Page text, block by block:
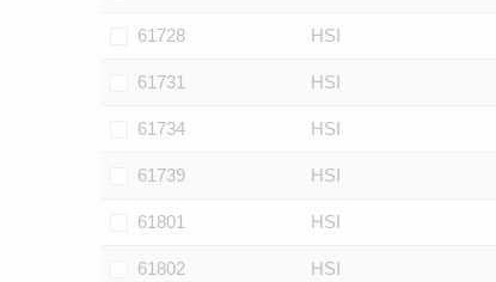
61728 HSI
61731 HSI
61734 HSI
61739 HSI
61801 HSI
61802 HSI